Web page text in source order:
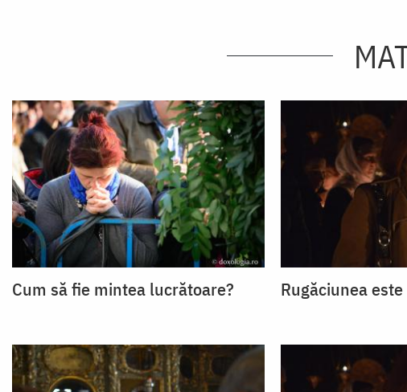
Cum să fie mintea lucrătoare? Rugăciunea